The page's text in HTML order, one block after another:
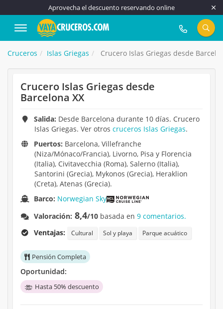
Aprovecha el descuento reservando online
917 815 555
Cruceros Islas Griegas Crucero Islas Griegas desde
Crucero Islas Griegas desde
Barcelona XX
Salida: Desde Barcelona durante 10 días. Crucero
Islas Griegas. Ver otros cruceros Islas Griegas.
Puertos: Barcelona, Villefranche
(Niza/Mónaco/Francia), Livorno, Pisa y Florencia
(Italia), Civitavecchia (Roma), Salerno (Italia),
Santorini (Grecia), Mykonos (Grecia), Heraklion
(Creta), Atenas (Grecia).
Barco: Norwegian Sky
Valoración: 8,4/10 basada en9 comentarios.
Ventajas:
Cultural Sol y playa Parque acuático
Pensión Completa
Oportunidad:
Hasta 50% descuento